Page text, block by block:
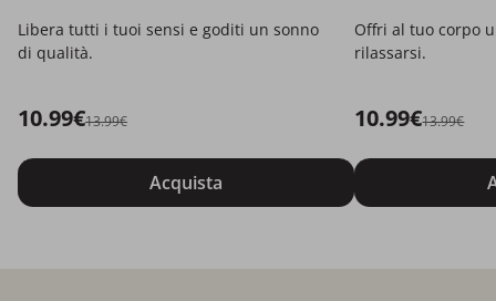
Libera tutti i tuoi sensi e goditi un sonno
di qualità.
10.99€13.99€
Acquista
Offri al tuo corpo
rilassarsi.
10.99€13.99€